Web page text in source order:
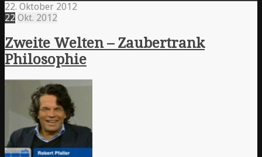
22. Oktober 2012
22 Okt. 2012
Zweite Welten – Zaubertrank
Philosophie